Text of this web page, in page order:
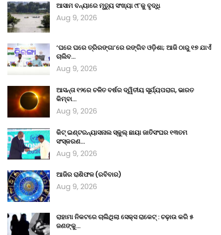
ଆସାମ ବନ୍ୟାରେ ମୃତ୍ୟୁ ସଂଖ୍ୟା ୯୮କୁ ବୃଦ୍ଧି
Aug 9, 2026
‘ଘରେ ଘରେ ତ୍ରିରଙ୍ଗା’ରେ ରଙ୍ଗିବ ଓଡ଼ିଶା; ଆଜି ଠାରୁ ୧୭ ଯାଏଁ
ଚାଲିବ…
Aug 9, 2026
ଆସନ୍ତା ୧୨ରେ ଚଳିତ ବର୍ଷର ଦ୍ୱିତୀୟ ସୂର୍ଯ୍ୟପରାଗ, ଭାରତ
କିମ୍ବା…
Aug 9, 2026
କିଟ୍ ଇଣ୍ଟରନ୍ୟାସନାଲ ସ୍କୁଲ୍‍ ଛାୟା ଜାତିସଂଘର ୧୩ତମ
ସଂସ୍କରଣ…
Aug 9, 2026
ଆଜିର ରାଶିଫଳ (ରବିବାର)
Aug 9, 2026
ରାହାମା ନିକଟରେ ଚାଲିଥିଲା ସେକ୍ସ ରାକେଟ୍ : ଚଢ଼ାଉ କରି ୫
ଜଣଙ୍କୁ…